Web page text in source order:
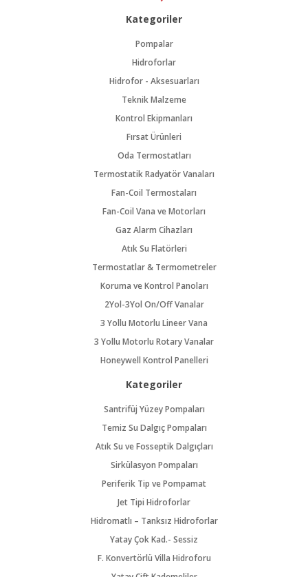
Kategoriler
Pompalar
Hidroforlar
Hidrofor - Aksesuarları
Teknik Malzeme
Kontrol Ekipmanları
Fırsat Ürünleri
Oda Termostatları
Termostatik Radyatör Vanaları
Fan-Coil Termostaları
Fan-Coil Vana ve Motorları
Gaz Alarm Cihazları
Atık Su Flatörleri
Termostatlar & Termometreler
Koruma ve Kontrol Panoları
2Yol-3Yol On/Off Vanalar
3 Yollu Motorlu Lineer Vana
3 Yollu Motorlu Rotary Vanalar
Honeywell Kontrol Panelleri
Kategoriler
Santrifüj Yüzey Pompaları
Temiz Su Dalgıç Pompaları
Atık Su ve Fosseptik Dalgıçları
Sirkülasyon Pompaları
Periferik Tip ve Pompamat
Jet Tipi Hidroforlar
Hidromatlı – Tanksız Hidroforlar
Yatay Çok Kad.- Sessiz
F. Konvertörlü Villa Hidroforu